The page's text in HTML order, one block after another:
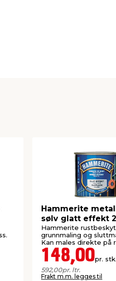
Hammerite
sølv glatt effekt
Hammerite
grunnmaling og
Kan males direkte på
148,00pr. stk.
592,00pr. ltr.
Frakt m.m. legges til